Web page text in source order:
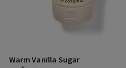
Warm Vanilla Sugar